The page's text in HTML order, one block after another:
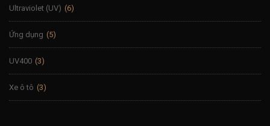
Ultraviolet (UV) (6)
Ứng dụng (5)
UV400 (3)
Xe ô tô (3)